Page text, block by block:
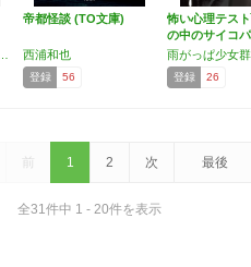
帝都怪談 (TO文庫)
西浦和也
登録 56
怖い心理テス
の中のサイコ
登録 26
前 1 2 次 最後
全31件中 1 - 20件を表示